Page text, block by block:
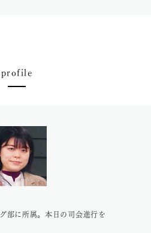
profile
部に所属。本日の司会進行を